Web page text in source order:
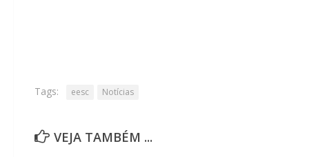
Tags: eesc Notícias
VEJA TAMBÉM ...